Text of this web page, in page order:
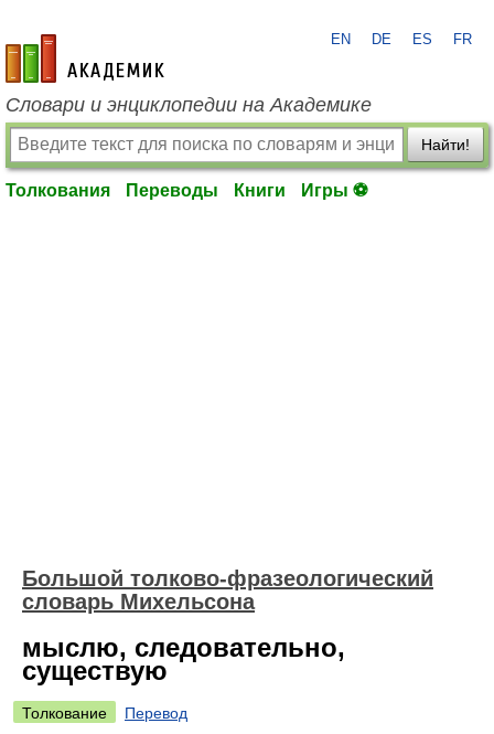
academic.ru
EN DE ES FR
Словари и энциклопедии на Академике
Найти!
Толкования Переводы Книги Игры ⚽
Большой толково-фразеологический
словарь Михельсона
мыслю, следовательно,
существую
Толкование
Перевод